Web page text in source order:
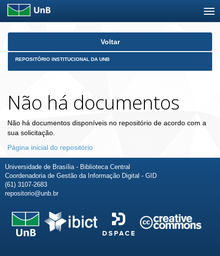
Skip
Voltar
REPOSITÓRIO INSTITUCIONAL DA UNB
Não há documentos
Não há documentos disponíveis no repositório de acordo com a
sua solicitação.
Página inicial do repositório
Universidade de Brasília - Biblioteca Central
Coordenadoria de Gestão da Informação Digital - GID
(61) 3107-2683
repositorio@unb.br